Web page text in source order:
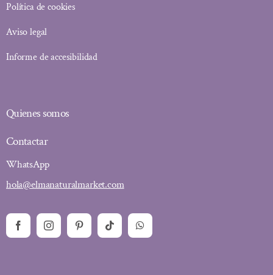
Política de cookies
Aviso legal
Informe de accesibilidad
Quienes somos
Contactar
WhatsApp
hola@elmanaturalmarket.com